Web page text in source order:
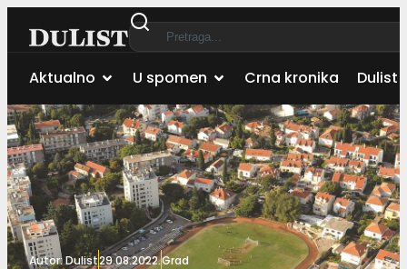
Aktualno U spomen Crna kronika Dulist
Autor:Dulist29.08.2022.Grad